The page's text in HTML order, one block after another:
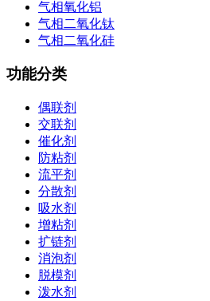
气相氧化铝
气相二氧化钛
气相二氧化硅
功能分类
偶联剂
交联剂
催化剂
防粘剂
流平剂
分散剂
吸水剂
增粘剂
扩链剂
消泡剂
脱模剂
泼水剂